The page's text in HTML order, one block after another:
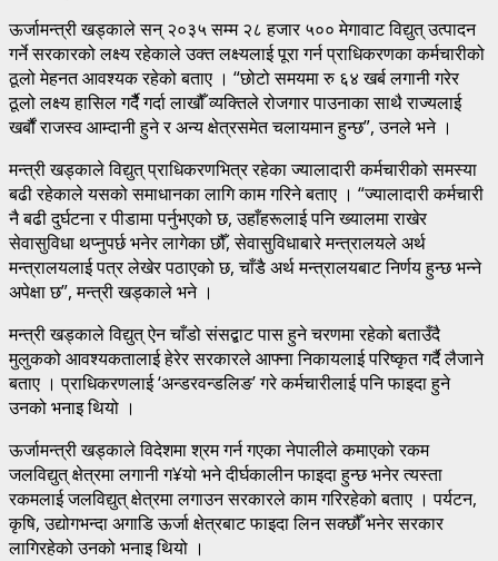
ऊर्जामन्त्री खड्काले सन् २०३५ सम्म २८ हजार ५०० मेगावाट विद्युत् उत्पादन
गर्ने सरकारको लक्ष्य रहेकाले उक्त लक्ष्यलाई पूरा गर्न प्राधिकरणका कर्मचारीको
ठूलो मेहनत आवश्यक रहेको बताए । “छोटो समयमा रु ६४ खर्ब लगानी गरेर
ठूलो लक्ष्य हासिल गर्दैै गर्दा लाखौँ व्यक्तिले रोजगार पाउनाका साथै राज्यलाई
खर्बौं राजस्व आम्दानी हुने र अन्य क्षेत्रसमेत चलायमान हुन्छ”, उनले भने ।
मन्त्री खड्काले विद्युत् प्राधिकरणभित्र रहेका ज्यालादारी कर्मचारीको समस्या
बढी रहेकाले यसको समाधानका लागि काम गरिने बताए । “ज्यालादारी कर्मचारी
नै बढी दुर्घटना र पीडामा पर्नुभएको छ, उहाँहरूलाई पनि ख्यालमा राखेर
सेवासुविधा थप्नुपर्छ भनेर लागेका छौँ, सेवासुविधाबारे मन्त्रालयले अर्थ
मन्त्रालयलाई पत्र लेखेर पठाएको छ, चाँडै अर्थ मन्त्रालयबाट निर्णय हुन्छ भन्ने
अपेक्षा छ”, मन्त्री खड्काले भने ।
मन्त्री खड्काले विद्युत् ऐन चाँडो संसद्बाट पास हुने चरणमा रहेको बताउँदै
मुलुकको आवश्यकतालाई हेरेर सरकारले आफ्ना निकायलाई परिष्कृत गर्दै लैजाने
बताए । प्राधिकरणलाई ‘अन्डरवन्डलिङ’ गरे कर्मचारीलाई पनि फाइदा हुने
उनको भनाइ थियो ।
ऊर्जामन्त्री खड्काले विदेशमा श्रम गर्न गएका नेपालीले कमाएको रकम
जलविद्युत् क्षेत्रमा लगानी ग¥यो भने दीर्घकालीन फाइदा हुन्छ भनेर त्यस्ता
रकमलाई जलविद्युत् क्षेत्रमा लगाउन सरकारले काम गरिरहेको बताए । पर्यटन,
कृषि, उद्योगभन्दा अगाडि ऊर्जा क्षेत्रबाट फाइदा लिन सक्छौँ भनेर सरकार
लागिरहेको उनको भनाइ थियो ।